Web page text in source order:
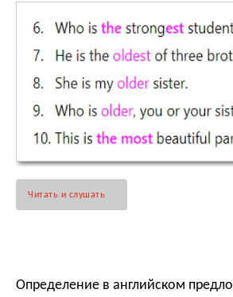
Читать и слушать
Определение в английском